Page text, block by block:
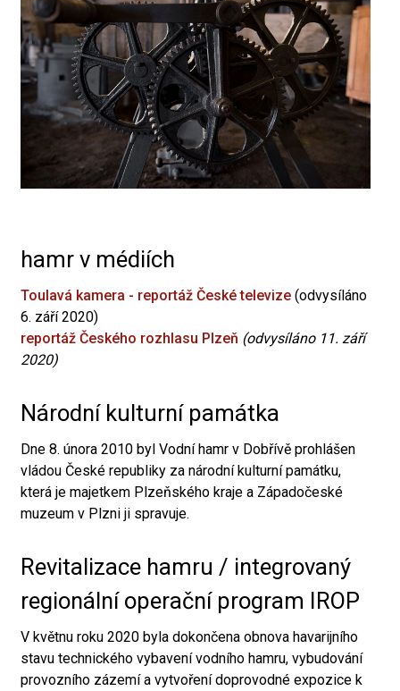
hamr v médiích
Toulavá kamera - reportáž České televize (odvysíláno
6. září 2020)
reportáž Českého rozhlasu Plzeň (odvysíláno 11. září
2020)
Národní kulturní památka
Dne 8. února 2010 byl Vodní hamr v Dobřívě prohlášen
vládou České republiky za národní kulturní památku,
která je majetkem Plzeňského kraje a Západočeské
muzeum v Plzni ji spravuje.
Revitalizace hamru / integrovaný
regionální operační program IROP
V květnu roku 2020 byla dokončena obnova havarijního
stavu technického vybavení vodního hamru, vybudování
provozního zázemí a vytvoření doprovodné expozice k